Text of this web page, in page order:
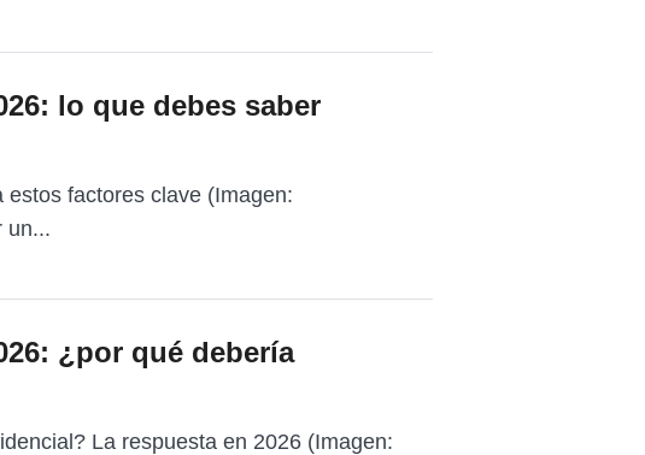
lo que debes saber
factores clave (Imagen:
un...
¿por qué debería
La respuesta en 2026 (Imagen: